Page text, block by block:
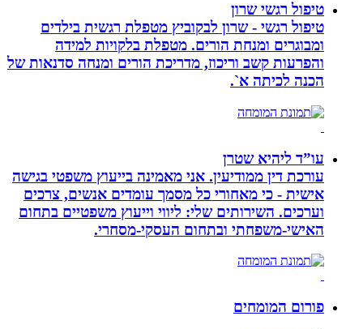
טיפול רגשי שרון
טיפול רגשי - שרון לבקוביץ מטפלת רגשית בילדים
ומבוגרים ומנחת הורים. מטפלת בלקויות למידה
והפרעות קשב וריכוז, מדריכת הורים ומנחה סדנאות של
הכנה לכיתה א`.
עו”ד ליהיא שטרן
עורכת דין ממודיעין. אני מאמינה בייעוץ משפטי בגישה
אישית - כי מאחורי כל מסמך עומדים אנשים, צרכים
וערכים. השירותים שלי: ליווי וייעוץ משפטיים בתחום
האישי-משפחתי ובתחום העסקי-מסחרי.
פורום המומחים